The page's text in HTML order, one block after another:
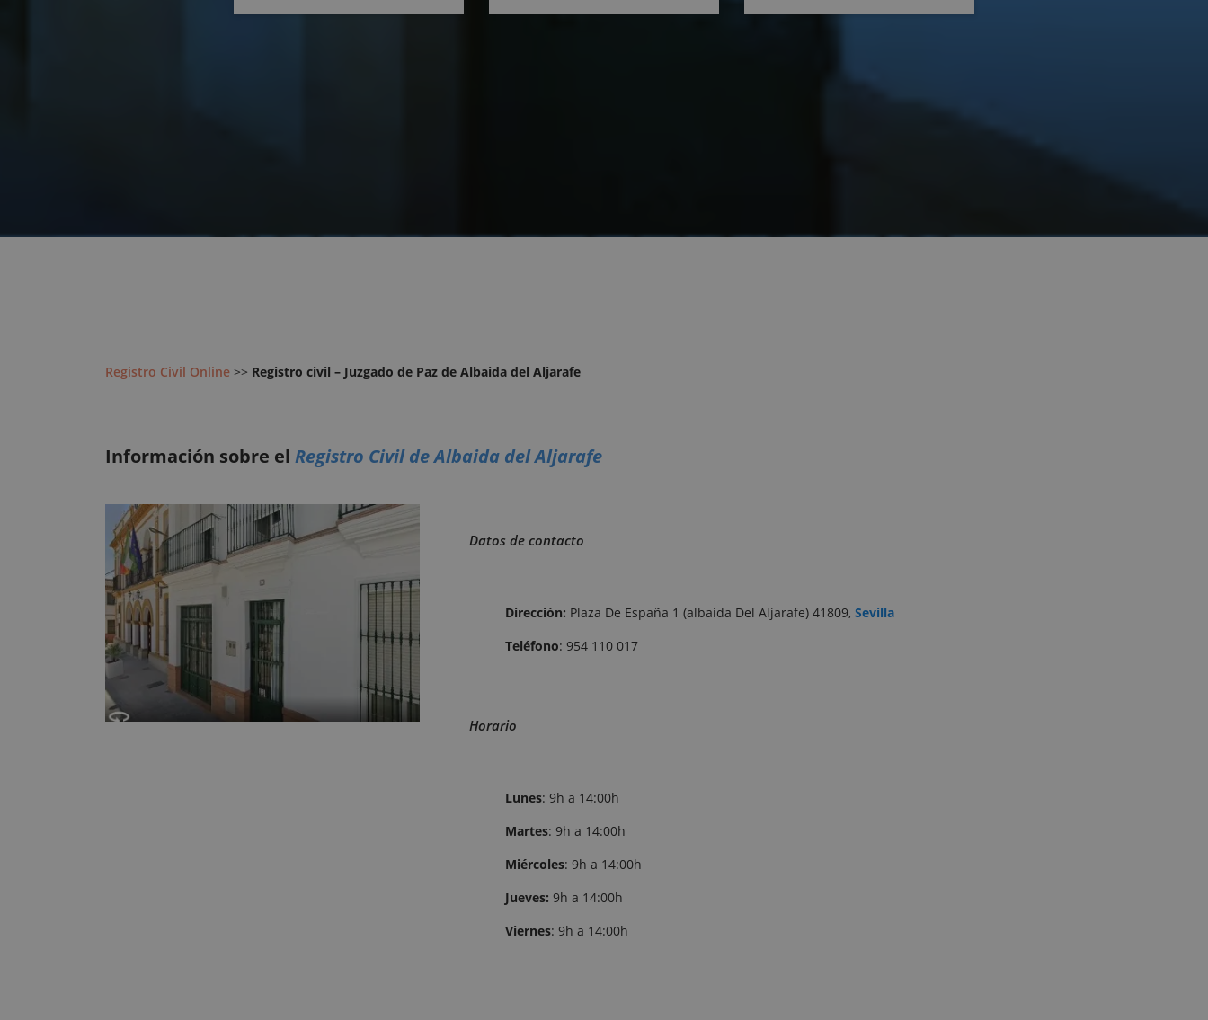
Registro Civil Online >> Registro civil – Juzgado de Paz de Albaida del Aljarafe
Información sobre el Registro Civil de Albaida del Aljarafe
Datos de contacto
Dirección: Plaza De España 1 (albaida Del Aljarafe) 41809, Sevilla
Teléfono: 954 110 017
Horario
Lunes: 9h a 14:00h
Martes: 9h a 14:00h
Miércoles: 9h a 14:00h
Jueves: 9h a 14:00h
Viernes: 9h a 14:00h